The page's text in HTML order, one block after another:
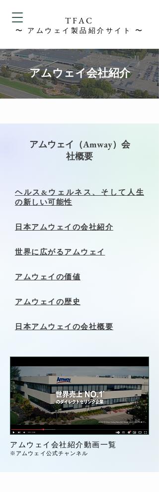
TFAC
​〜 アムウェイ製品紹介サイト 〜
アムウェイ会社紹介
​アムウェイ（Amway）会
社概要
ヘルス&ウェルネス、そして人生
の新しい可能性
​日本アムウェイの会社紹介
世界に広がるアムウェイ
アムウェイの価値
アムウェイの歴史
日本アムウェイの会社概要
アムウェイ会社紹介動画一覧
​※アムウェイ公式チャンネル